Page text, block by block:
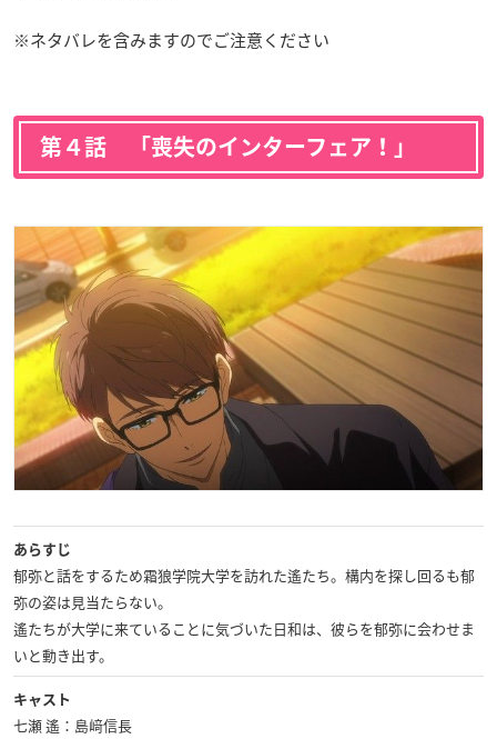
※ネタバレを含みますのでご注意ください
第４話 「喪失のインターフェア！」
あらすじ
郁弥と話をするため霜狼学院大学を訪れた遙たち。構内を探し回るも郁
弥の姿は見当たらない。
遙たちが大学に来ていることに気づいた日和は、彼らを郁弥に会わせま
いと動き出す。
キャスト
七瀬 遙：島﨑信長